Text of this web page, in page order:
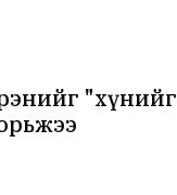
"хүнийг